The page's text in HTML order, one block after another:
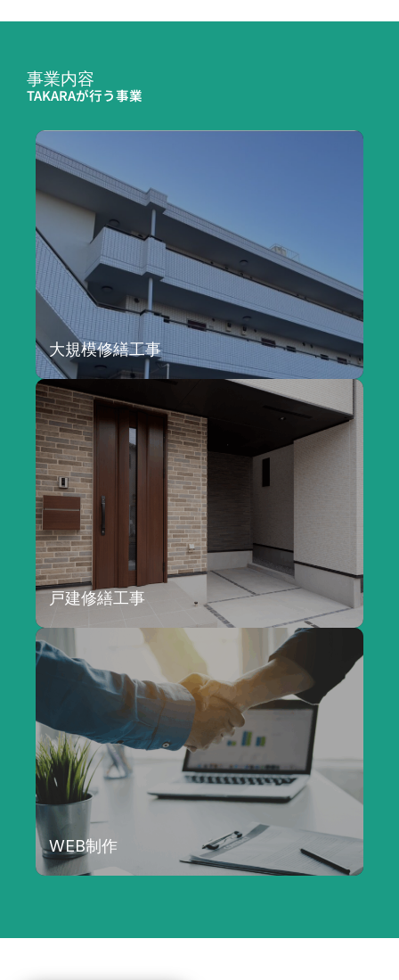
事業内容
TAKARAが行う事業
大規模修繕工事
詳しく見る
戸建修繕工事
WEB制作